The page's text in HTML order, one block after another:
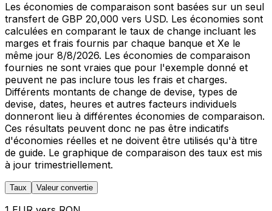
Les économies de comparaison sont basées sur un seul
transfert de GBP 20,000 vers USD. Les économies sont
calculées en comparant le taux de change incluant les
marges et frais fournis par chaque banque et Xe le
même jour 8/8/2026. Les économies de comparaison
fournies ne sont vraies que pour l'exemple donné et
peuvent ne pas inclure tous les frais et charges.
Différents montants de change de devise, types de
devise, dates, heures et autres facteurs individuels
donneront lieu à différentes économies de comparaison.
Ces résultats peuvent donc ne pas être indicatifs
d'économies réelles et ne doivent être utilisés qu'à titre
de guide. Le graphique de comparaison des taux est mis
à jour trimestriellement.
Taux Valeur convertie